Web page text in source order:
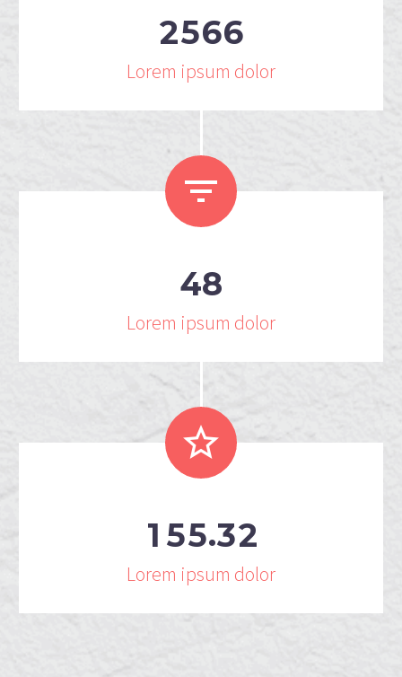
2566
Lorem ipsum dolor


48
Lorem ipsum dolor


1 55.32
Lorem ipsum dolor